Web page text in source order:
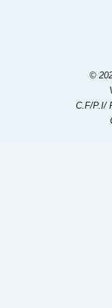
©
C.F/P.I/